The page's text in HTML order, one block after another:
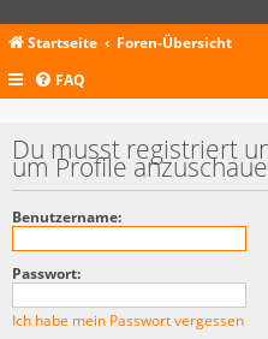
Startseite Foren-Übersicht
FAQ
Du musst registriert
um Profile
Benutzername:
Passwort:
Ich habe mein Passwort vergessen